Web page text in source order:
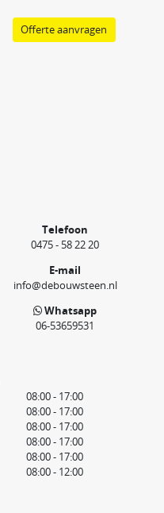
Offerte aanvragen
Telefoon
0475 - 58 22 20
E-mail
info@debouwsteen.nl
Whatsapp
06-53659531
08:00 - 17:00
08:00 - 17:00
08:00 - 17:00
08:00 - 17:00
08:00 - 17:00
08:00 - 12:00